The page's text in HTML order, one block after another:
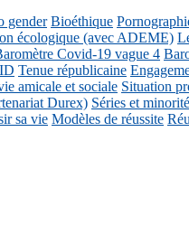
gender Bioéthique
écologique (avec ADEME)
Covid-19 vague 4
Tenue républicaine
amicale et sociale Situation
Durex) Séries et
sa vie Modèles de réussite